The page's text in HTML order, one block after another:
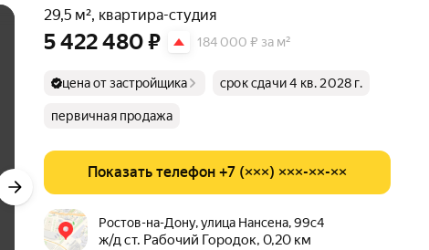
29,5 м², квартира-студия
5 422 480 ₽ 184 000 ₽ за м²
цена от застройщика срок сдачи 4 кв. 2028 г.
первичная продажа
Показать телефон +7 (×××) ×××-××-××
Ростов-на-Дону, улица Нансена, 99с4
ж/д ст. Рабочий Городок, 0,20 км